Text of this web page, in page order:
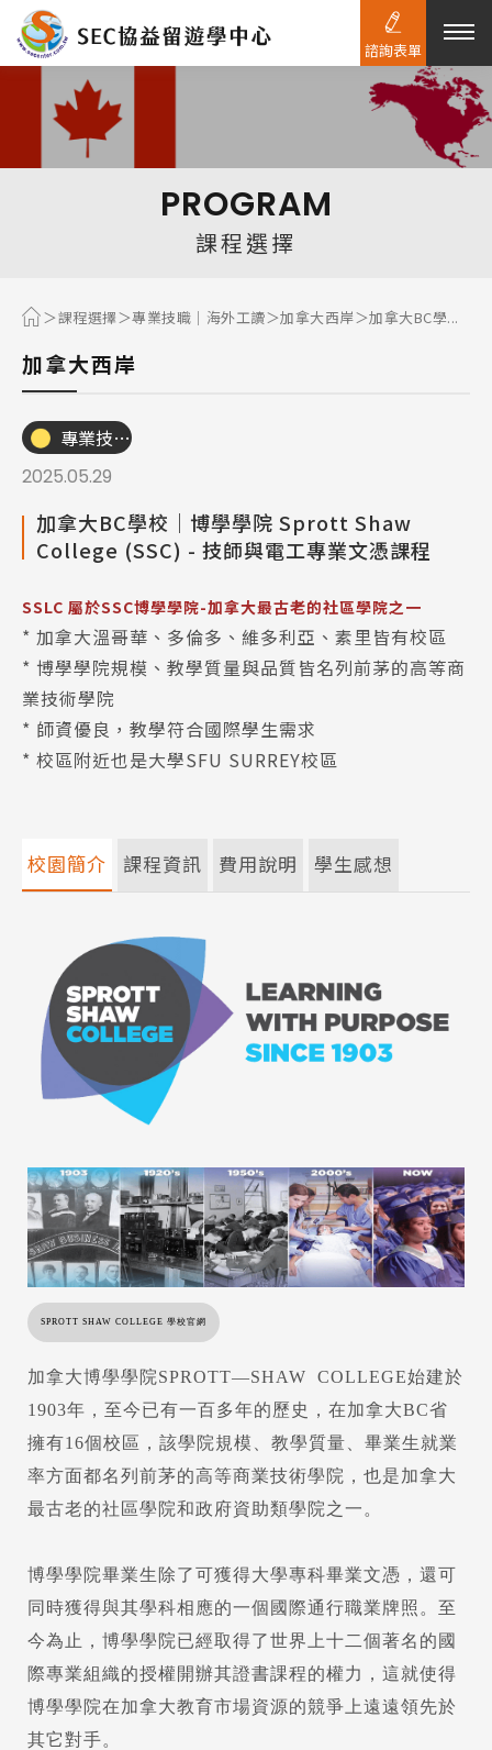
熱門搜尋：
PROGRAM
課程選擇
課程選擇 專業技職｜海外工讀 加拿大西岸 加拿大BC學...
加拿大西岸
專業技職｜海外工讀
2025.05.29
加拿大BC學校｜博學學院 Sprott Shaw
College (SSC) - 技師與電工專業文憑課程
SSLC 屬於SSC博學學院-加拿大最古老的社區學院之一
* 加拿大溫哥華、多倫多、維多利亞、素里皆有校區
* 博學學院規模、教學質量與品質皆名列前茅的高等商
業技術學院
* 師資優良，教學符合國際學生需求
* 校區附近也是大學SFU SURREY校區
校園簡介
SPROTT SHAW COLLEGE 學校官網
加拿大博學學院SPROTT—SHAW COLLEGE始建於
1903年，至今已有一百多年的歷史，在加拿大BC省
擁有16個校區，該學院規模、教學質量、畢業生就業
率方面都名列前茅的高等商業技術學院，也是加拿大
最古老的社區學院和政府資助類學院之一。
博學學院畢業生除了可獲得大學專科畢業文憑，還可
同時獲得與其學科相應的一個國際通行職業牌照。至
今為止，博學學院已經取得了世界上十二個著名的國
際專業組織的授權開辦其證書課程的權力，這就使得
博學學院在加拿大教育市場資源的競爭上遠遠領先於
其它對手。
課程資訊 費用說明 學生感想
諮詢表單